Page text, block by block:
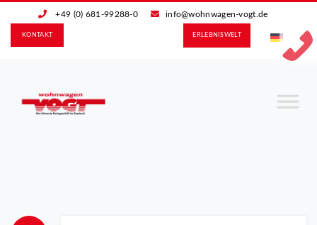
+49 (0) 681-99288-0 info@wohnwagen-vogt.de
ERLEBNIS­WELT
KONTAKT